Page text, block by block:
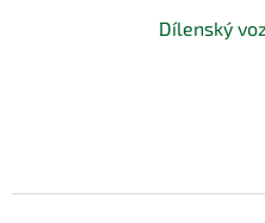
Dílenský